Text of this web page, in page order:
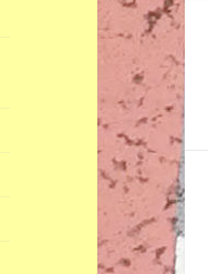
ビ
ゲ
ー